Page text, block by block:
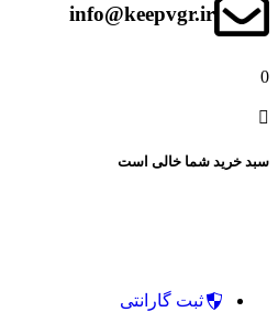
info@keepvgr.ir
0
سبد خرید شما خالی است
ثبت گارانتی